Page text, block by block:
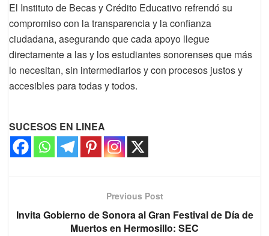
El Instituto de Becas y Crédito Educativo refrendó su
compromiso con la transparencia y la confianza
ciudadana, asegurando que cada apoyo llegue
directamente a las y los estudiantes sonorenses que más
lo necesitan, sin intermediarios y con procesos justos y
accesibles para todas y todos.
SUCESOS EN LINEA
Previous Post
Invita Gobierno de Sonora al Gran Festival de Día de
Muertos en Hermosillo: SEC